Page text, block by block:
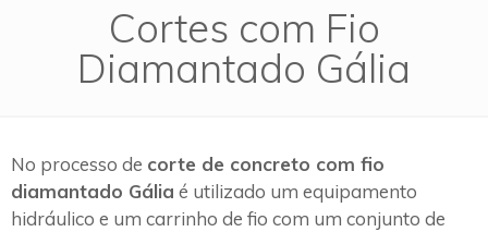
Cortes com Fio
Diamantado Gália
No processo de corte de concreto com fio
diamantado Gália é utilizado um equipamento
hidráulico e um carrinho de fio com um conjunto de